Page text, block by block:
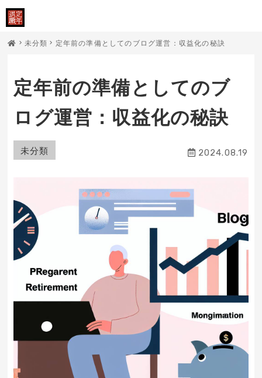
未分類 定年前の準備としてのブログ運営：収益化の秘訣
定年前の準備としてのブ
ログ運営：収益化の秘訣
未分類 2024.08.19